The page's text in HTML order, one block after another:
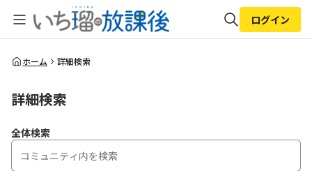
全体検索
ログイン
ホーム 詳細検索
詳細検索
全体検索